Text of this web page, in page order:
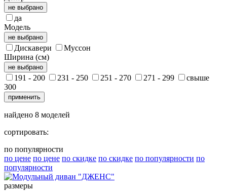
не выбрано
да
Модель
не выбрано
Дискавери
Муссон
Ширина (см)
не выбрано
191 - 200 231 - 250 251 - 270 271 - 299
свыше
300
применить
найдено 8 моделей
сортировать:
по популярности
по цене по цене по скидке по скидке по популярности по
популярности
размеры